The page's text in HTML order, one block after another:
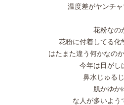
温度差がヤンチャ
花粉なの
花粉に付着してる化
はたまた違う何かなの
今年は目がし
鼻水じゅる
肌かゆか
な人が多いよう